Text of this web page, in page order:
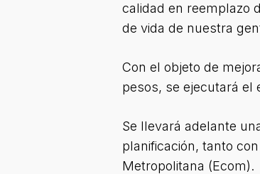
calidad en reemplazo
de vida de nuestra
Con el objeto de
pesos, se ejecutará el
Se llevará adelante
planificación, tanto
Metropolitana (Ecom).